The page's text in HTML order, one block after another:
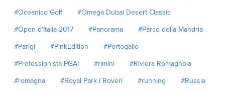
#Oceanico Golf
#Omega Dubai Desert Classic
#Open d'Italia 2017
#Panorama
#Parco della Mandria
#Parigi
#PinkEdition
#Portogallo
#Professionista PGAI
#rimini
#Riviera Romagnola
#romagna
#Royal Park I Roveri #running
#Russia